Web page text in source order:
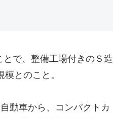
で、整備工場付きのＳ造
とのこと。
動車から、コンパクトカ